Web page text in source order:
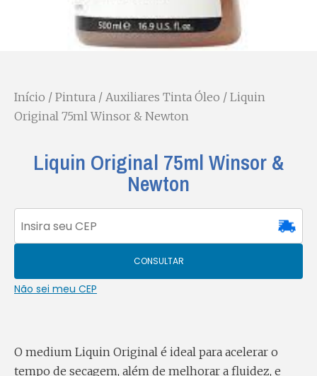
Início / Pintura / Auxiliares Tinta Óleo / Liquin
Original 75ml Winsor & Newton
Liquin Original 75ml Winsor &
Newton
CONSULTAR
Não sei meu CEP
O medium Liquin Original é ideal para acelerar o
tempo de secagem, além de melhorar a fluidez, e